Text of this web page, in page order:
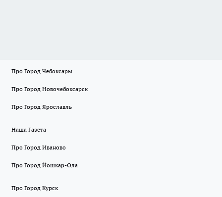
Про Город Чебоксары
Про Город Новочебоксарск
Про Город Ярославль
Наша Газета
Про Город Иваново
Про Город Йошкар-Ола
Про Город Курск